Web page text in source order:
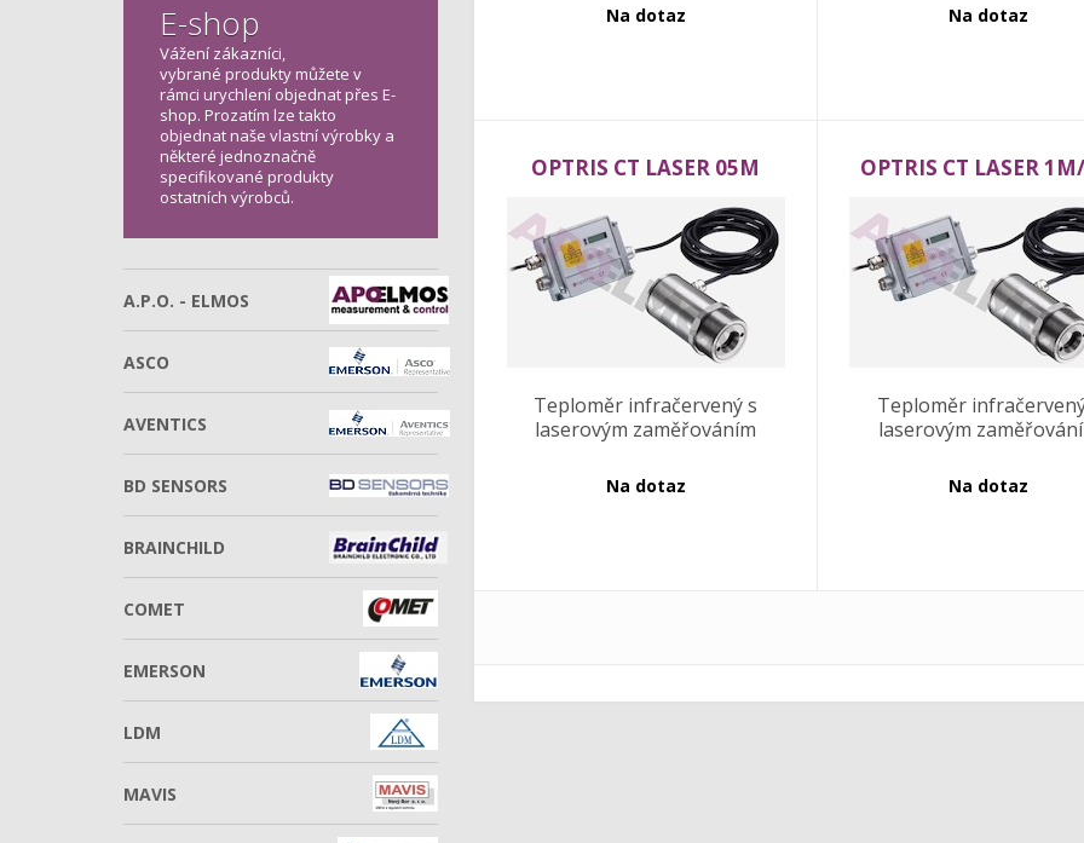
Na dotaz Na dotaz
OPTRIS CT LASER 05M
Teploměr infračervený s
laserovým zaměřováním
Na dotaz
OPTRIS CT LASER
Teploměr
laserovým
Na dotaz
E-shop
Vážení zákazníci,
vybrané produkty můžete v
rámci urychlení objednat přes E-
shop. Prozatím lze takto
objednat naše vlastní výrobky a
některé jednoznačně
specifikované produkty
ostatních výrobců.
A.P.O. - ELMOS
ASCO
AVENTICS
BD SENSORS
BRAINCHILD
COMET
EMERSON
LDM
MAVIS